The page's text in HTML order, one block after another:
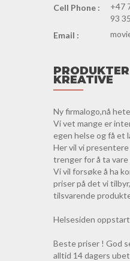
Cell Phone :
+47
93
Email :
KREATIVE
Ny firmalogo,nå
Vi vet mange er
egen helse og få et
Her vil vi
trenger for å ta vare
Vi vil forsøke å ha
priser på det vi
tilsvarende
Helsesiden
Beste priser ! God
alltid 14 dagers